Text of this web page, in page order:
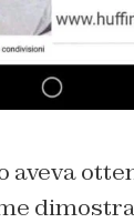
aveva